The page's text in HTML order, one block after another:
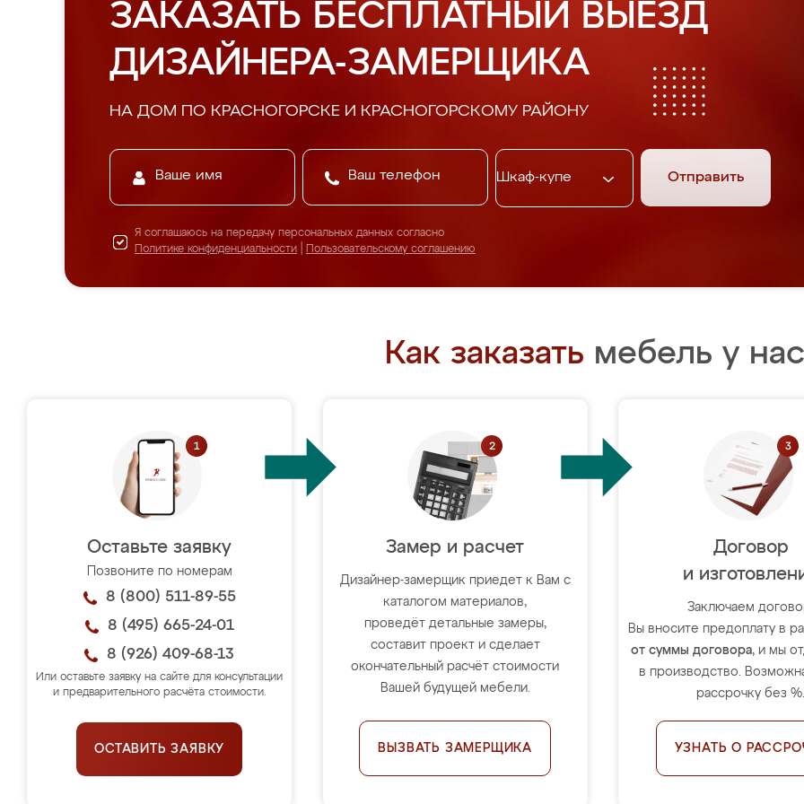
ЗАКАЗАТЬ БЕСПЛАТНЫЙ ВЫЕЗД
ДИЗАЙНЕРА-ЗАМЕРЩИКА
НА ДОМ ПО КРАСНОГОРСКЕ И КРАСНОГОРСКОМУ РАЙОНУ
Отправить
Я соглашаюсь на передачу персональных данных согласно
Политике конфиденциальности
Пользовательскому соглашению
Как заказать мебель у
Оставьте заявку
Позвоните по номерам
8 (800) 511-89-55
8 (495) 665-24-01
8 (926) 409-68-13
Или оставьте заявку на сайте для консультации
и предварительного расчёта стоимости.
ОСТАВИТЬ ЗАЯВКУ
Замер и расчет
Дизайнер-замерщик приедет к Вам с
каталогом материалов,
проведёт детальные замеры,
составит проект и сделает
окончательный расчёт стоимости
Вашей будущей мебели.
ВЫЗВАТЬ ЗАМЕРЩИКА
Договор
и
Заключаем
Вы вносите предоплату в
от суммы договора, и мы
в производство.
рассрочку без
УЗНАТЬ О